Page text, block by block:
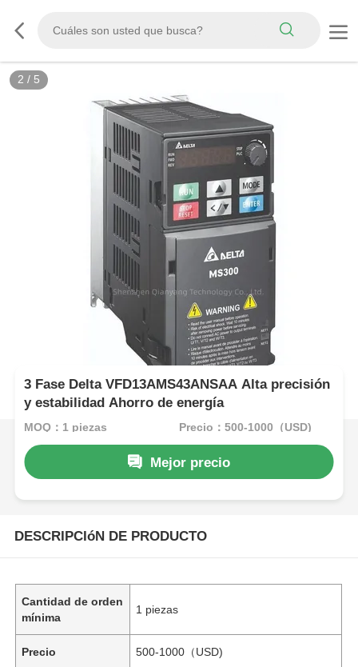
2 / 5
3 Fase Delta VFD13AMS43ANSAA Alta precisión
y estabilidad Ahorro de energía
MOQ：1 piezas Precio：500-1000（USD)
Mejor precio
DESCRIPCIóN DE PRODUCTO
Cantidad de orden
mínima
1 piezas
Precio 500-1000（USD)